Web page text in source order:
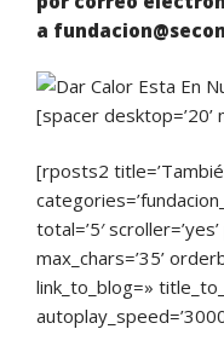
a
[spacer desktop=’20’
[rposts2
total=’5′
max_chars=’35’
link_to_blog=»